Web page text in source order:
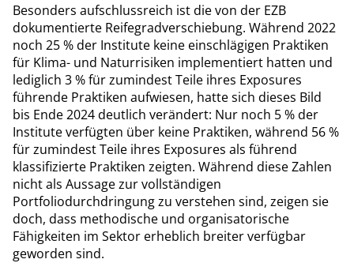
Besonders aufschlussreich ist die von der EZB
dokumentierte Reifegradverschiebung. Während 2022
noch 25 % der Institute keine einschlägigen Praktiken
für Klima- und Naturrisiken implementiert hatten und
lediglich 3 % für zumindest Teile ihres Exposures
führende Praktiken aufwiesen, hatte sich dieses Bild
bis Ende 2024 deutlich verändert: Nur noch 5 % der
Institute verfügten über keine Praktiken, während 56 %
für zumindest Teile ihres Exposures als führend
klassifizierte Praktiken zeigten. Während diese Zahlen
nicht als Aussage zur vollständigen
Portfoliodurchdringung zu verstehen sind, zeigen sie
doch, dass methodische und organisatorische
Fähigkeiten im Sektor erheblich breiter verfügbar
geworden sind.